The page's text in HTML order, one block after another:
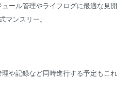
ール管理やライフログに最適な見開
マンスリー。
理や記録など同時進行する予定もこれ